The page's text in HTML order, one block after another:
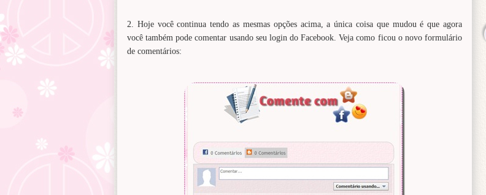
2. Hoje você continua tendo as mesmas opções acima, a única coisa que mudou é que agora
você também pode comentar usando seu login do Facebook. Veja como ficou o novo formulário
de comentários: